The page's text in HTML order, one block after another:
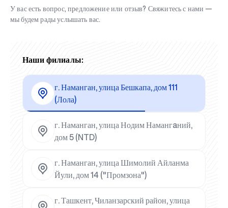
У вас есть вопрос, предложение или отзыв? Свяжитесь с нами —
мы будем рады услышать вас.
Наши филиалы:
г. Наманган, улица Бешкапа, дом 111
(Лола)
г. Наманган, улица Нодим Намангaний,
дом 5 (NTD)
г. Наманган, улица Шимолий Айланма
Йули, дом 14 ("Промзона")
г. Ташкент, Чиланзарский район, улица